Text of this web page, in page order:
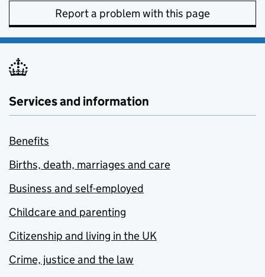
Report a problem with this page
Services and information
Benefits
Births, death, marriages and care
Business and self-employed
Childcare and parenting
Citizenship and living in the UK
Crime, justice and the law